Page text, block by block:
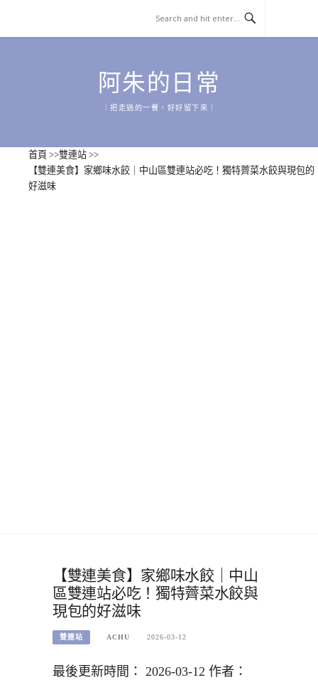
content
阿朱的日常
｜把走過的一餐，好好留下來｜
首頁 >>雙連站 >>
【雙連美食】家鄉味水餃｜中山區雙連站必吃！獨特薺菜水餃與現包的
好滋味
【雙連美食】家鄉味水餃｜中山
區雙連站必吃！獨特薺菜水餃與
現包的好滋味
雙連站 ACHU 2026-03-12
最後更新時間： 2026-03-12 作者：